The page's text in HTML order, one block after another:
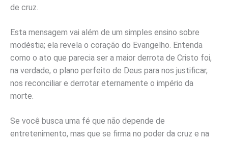
de cruz.
Esta mensagem vai além de um simples ensino sobre
modéstia; ela revela o coração do Evangelho. Entenda
como o ato que parecia ser a maior derrota de Cristo foi,
na verdade, o plano perfeito de Deus para nos justificar,
nos reconciliar e derrotar eternamente o império da
morte.
Se você busca uma fé que não depende de
entretenimento, mas que se firma no poder da cruz e na